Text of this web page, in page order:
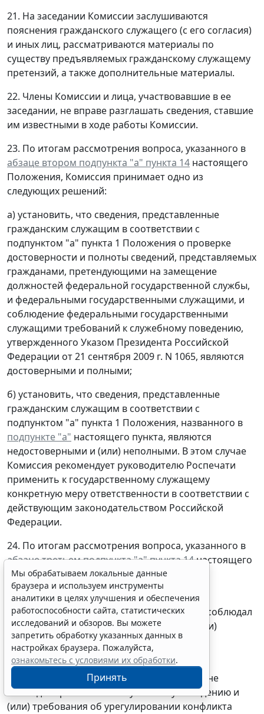
21. На заседании Комиссии заслушиваются
пояснения гражданского служащего (с его согласия)
и иных лиц, рассматриваются материалы по
существу предъявляемых гражданскому служащему
претензий, а также дополнительные материалы.
22. Члены Комиссии и лица, участвовавшие в ее
заседании, не вправе разглашать сведения, ставшие
им известными в ходе работы Комиссии.
23. По итогам рассмотрения вопроса, указанного в
абзаце втором подпункта "а" пункта 14 настоящего
Положения, Комиссия принимает одно из
следующих решений:
а) установить, что сведения, представленные
гражданским служащим в соответствии с
подпунктом "а" пункта 1 Положения о проверке
достоверности и полноты сведений, представляемых
гражданами, претендующими на замещение
должностей федеральной государственной службы,
и федеральными государственными служащими, и
соблюдение федеральными государственными
служащими требований к служебному поведению,
утвержденного Указом Президента Российской
Федерации от 21 сентября 2009 г. N 1065, являются
достоверными и полными;
б) установить, что сведения, представленные
гражданским служащим в соответствии с
подпунктом "а" пункта 1 Положения, названного в
подпункте "а" настоящего пункта, являются
недостоверными и (или) неполными. В этом случае
Комиссия рекомендует руководителю Роспечати
применить к государственному служащему
конкретную меру ответственности в соответствии с
действующим законодательством Российской
Федерации.
24. По итогам рассмотрения вопроса, указанного в
абзаце третьем подпункта "а" пункта 14настоящего
Положения, Комиссия принимает одно из
следующих решений:
а) установить, что гражданский служащий соблюдал
требования к служебному поведению и (или)
требования об урегулировании конфликта
интересов;
б) установить, что гражданский служащий не
соблюдал требования к служебному поведению и
(или) требования об урегулировании конфликта
Мы обрабатываем локальные данные
браузера и используем инструменты
аналитики в целях улучшения и обеспечения
работоспособности сайта, статистических
исследований и обзоров. Вы можете
запретить обработку указанных данных в
настройках браузера. Пожалуйста,
ознакомьтесь с условиями их обработки.
Принять